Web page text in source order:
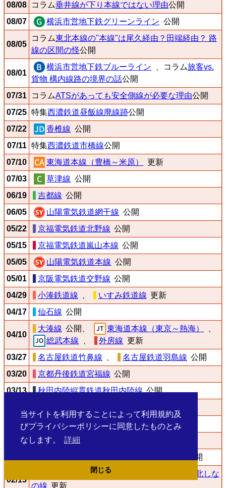
当サイトを利用することによって利用規約及
びプライバシーポリシーに同意したものとみ
なします。
詳細
閉じる
08/08
コラム垂井線が下り本線ではない理由公開
08/07
横浜市営地下鉄グリーンライン 公開
08/05
コラム東北本線の"本線"は尾久経由？田端経由？ 路
線の区間の怪公開
08/01
横浜市営地下鉄ブルーライン 、コラム旅客vs.
貨物 構内線路の境界の話公開
07/31
コラムATSがあっても安全側線が必要な理由公開
07/25 特集西濃鉄道昼飯線廃線跡公開
07/22
香椎線 公開
07/11 特集西濃鉄道市橋線公開
07/10
東海道本線（豊橋～米原）
更新
07/03
草津線 公開
06/19
吉都線 公開
06/05
山陽電気鉄道網干線 公開
05/22
京福電気鉄道北野線 公開
05/15
京福電気鉄道嵐山本線 公開
05/05
山陽電気鉄道本線 公開
05/01
京阪電気鉄道交野線 公開
04/29
小湊鉄道線 いすみ鉄道線 更新
04/17
仙石線 公開
04/10
大湊線 公開、 東海道本線（東京～熱海）
総武本線
外房線 更新
03/27
名古屋鉄道竹鼻線 名古屋鉄道羽島線 公開
03/20
京都丹後鉄道宮福線 公開
03/13
秋田内陸縦貫鉄道秋田内陸線公開
02/27
京都丹後鉄道宮津線 公開
02/23
名古屋鉄道知多新線
公開
02/13
しなの鉄道北しなの線
しなの鉄道北しな
の線 更新